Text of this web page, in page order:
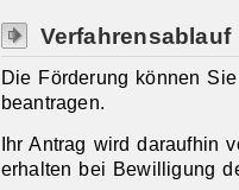
Verfahrensablauf
Die Förderung können
beantragen.
Ihr Antrag wird daraufhin
erhalten bei Bewilligung